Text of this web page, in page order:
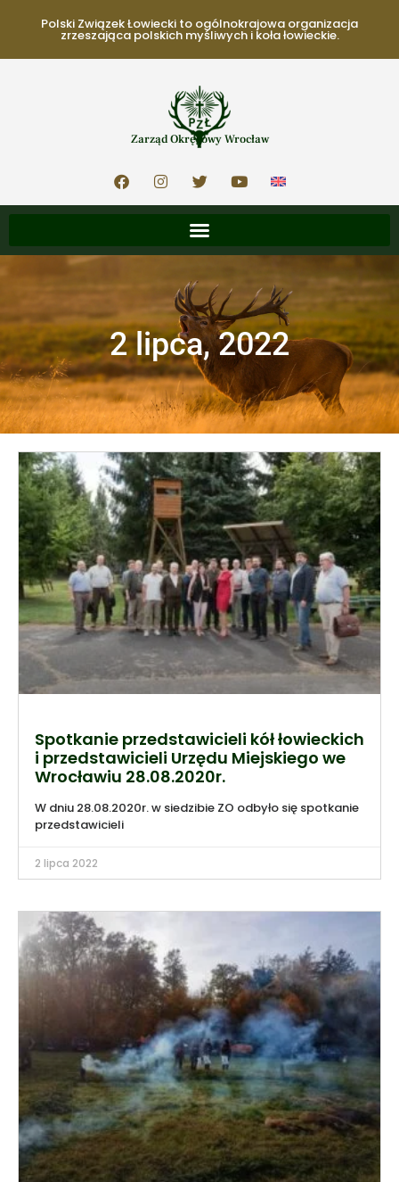
Polski Związek Łowiecki to ogólnokrajowa organizacja
zrzeszająca polskich myśliwych i koła łowieckie.
Zarząd Okręgowy Wrocław
2 lipca, 2022
Spotkanie przedstawicieli kół łowieckich
i przedstawicieli Urzędu Miejskiego we
Wrocławiu 28.08.2020r.
W dniu 28.08.2020r. w siedzibie ZO odbyło się spotkanie
przedstawicieli
2 lipca 2022